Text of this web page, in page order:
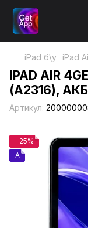
iPad б\у iPad
IPAD AIR
(А2316), АКБ
Артикул:
−25%
A